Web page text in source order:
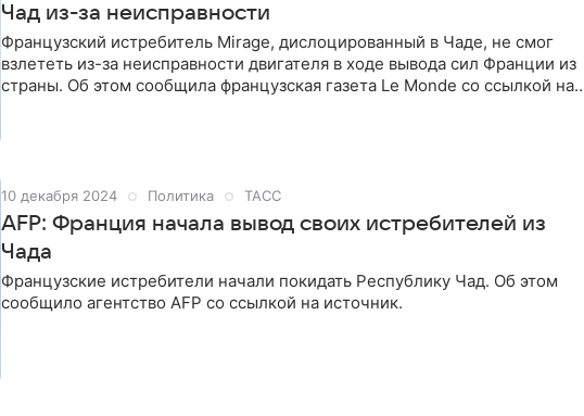
Чад из-за неисправности
Французский истребитель Mirage, дислоцированный в Чаде, не смог
взлететь из-за неисправности двигателя в ходе вывода сил Франции из
страны. Об этом сообщила французская газета Le Monde со ссылкой на
10 декабря 2024 Политика ТАСС
AFP: Франция начала вывод своих истребителей из
Чада
Французские истребители начали покидать Республику Чад. Об этом
сообщило агентство AFP со ссылкой на источник.